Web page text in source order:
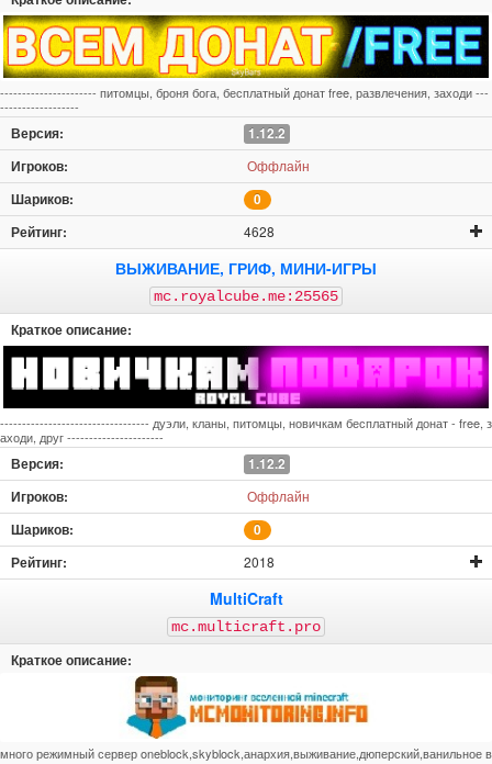
---------------------- питомцы, броня бога, бесплатный донат free, развлечения, заходи ---
------------------
1.12.2
Оффлайн
0
4628
ВЫЖИВАНИЕ, ГРИФ, МИНИ-ИГРЫ
mc.royalcube.me:25565
---------------------------------- дуэли, кланы, питомцы, новичкам бесплатный донат - free, з
аходи, друг ----------------------
1.12.2
Оффлайн
0
2018
MultiCraft
mc.multicraft.pro
много режимный сервер oneblock,skyblock,анархия,выживание,дюперский,ванильное в